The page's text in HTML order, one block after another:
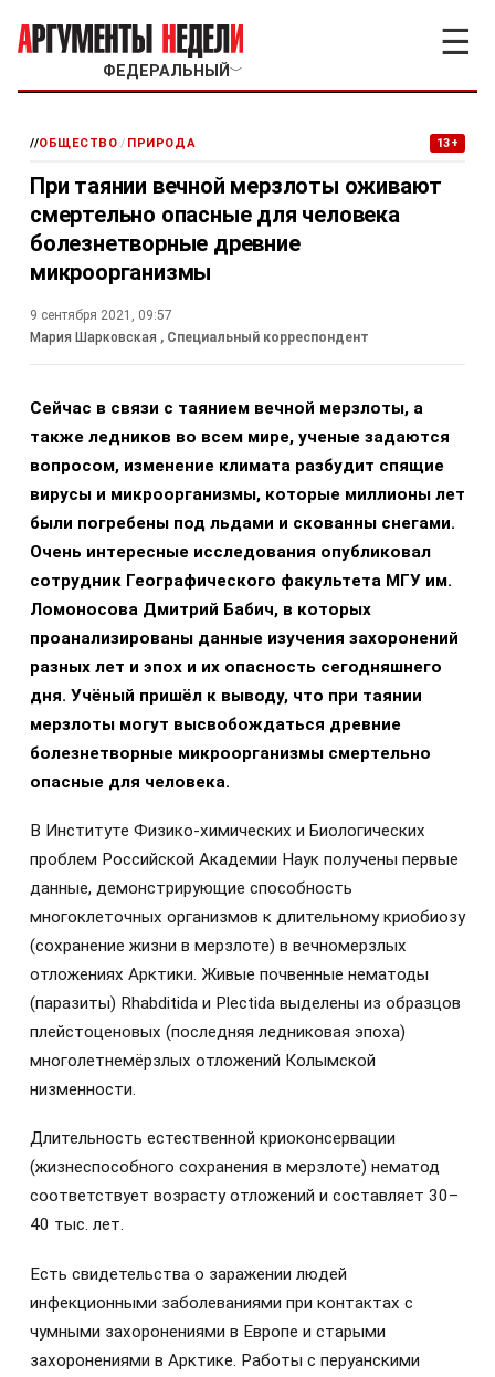
ФЕДЕРАЛЬНЫЙ ﹀
☰
//ОБЩЕСТВО / ПРИРОДА 13+
При таянии вечной мерзлоты оживают
смертельно опасные для человека
болезнетворные древние
микроорганизмы
9 сентября 2021, 09:57
Мария Шарковская , Специальный корреспондент
Сейчас в связи с таянием вечной мерзлоты, а
также ледников во всем мире, ученые задаются
вопросом, изменение климата разбудит спящие
вирусы и микроорганизмы, которые миллионы лет
были погребены под льдами и скованны снегами.
Очень интересные исследования опубликовал
сотрудник Географического факультета МГУ им.
Ломоносова Дмитрий Бабич, в которых
проанализированы данные изучения захоронений
разных лет и эпох и их опасность сегодняшнего
дня. Учёный пришёл к выводу, что при таянии
мерзлоты могут высвобождаться древние
болезнетворные микроорганизмы смертельно
опасные для человека.
В Институте Физико-химических и Биологических
проблем Российской Академии Наук получены первые
данные, демонстрирующие способность
многоклеточных организмов к длительному криобиозу
(сохранение жизни в мерзлоте) в вечномерзлых
отложениях Арктики. Живые почвенные нематоды
(паразиты) Rhabditida и Plectida выделены из образцов
плейстоценовых (последняя ледниковая эпоха)
многолетнемёрзлых отложений Колымской
низменности.
Длительность естественной криоконсервации
(жизнеспособного сохранения в мерзлоте) нематод
соответствует возрасту отложений и составляет 30–
40 тыс. лет.
Есть свидетельства о заражении людей
инфекционными заболеваниями при контактах с
чумными захоронениями в Европе и старыми
захоронениями в Арктике. Работы с перуанскими